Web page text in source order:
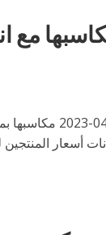
مع
واصلت تداولات
أسعار